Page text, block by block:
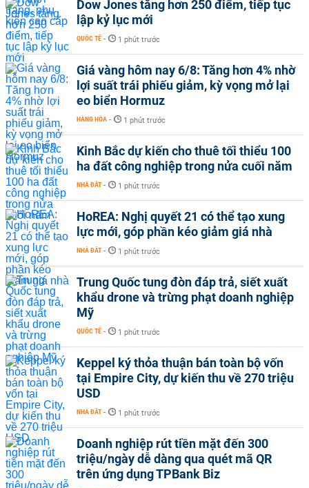
Dow Jones tăng hơn 250 điểm, tiếp tục
lập kỷ lục mới
QUỐC TẾ - 1 phút trước
Giá vàng hôm nay 6/8: Tăng hơn 4% nhờ
lợi suất trái phiếu giảm, kỳ vọng mở lại
eo biển Hormuz
HÀNG HÓA - 1 phút trước
Kinh Bắc dự kiến cho thuê tối thiểu 100
ha đất công nghiệp trong nửa cuối năm
NHÀ ĐẤT - 1 phút trước
HoREA: Nghị quyết 21 có thể tạo xung
lực mới, góp phần kéo giảm giá nhà
NHÀ ĐẤT - 1 phút trước
Trung Quốc tung đòn đáp trả, siết xuất
khẩu drone và trừng phạt doanh nghiệp
Mỹ
QUỐC TẾ - 1 phút trước
Keppel ký thỏa thuận bán toàn bộ vốn
tại Empire City, dự kiến thu về 270 triệu
USD
NHÀ ĐẤT - 1 phút trước
Doanh nghiệp rút tiền mặt đến 300
triệu/ngày dễ dàng qua quét mã QR
trên ứng dụng TPBank Biz